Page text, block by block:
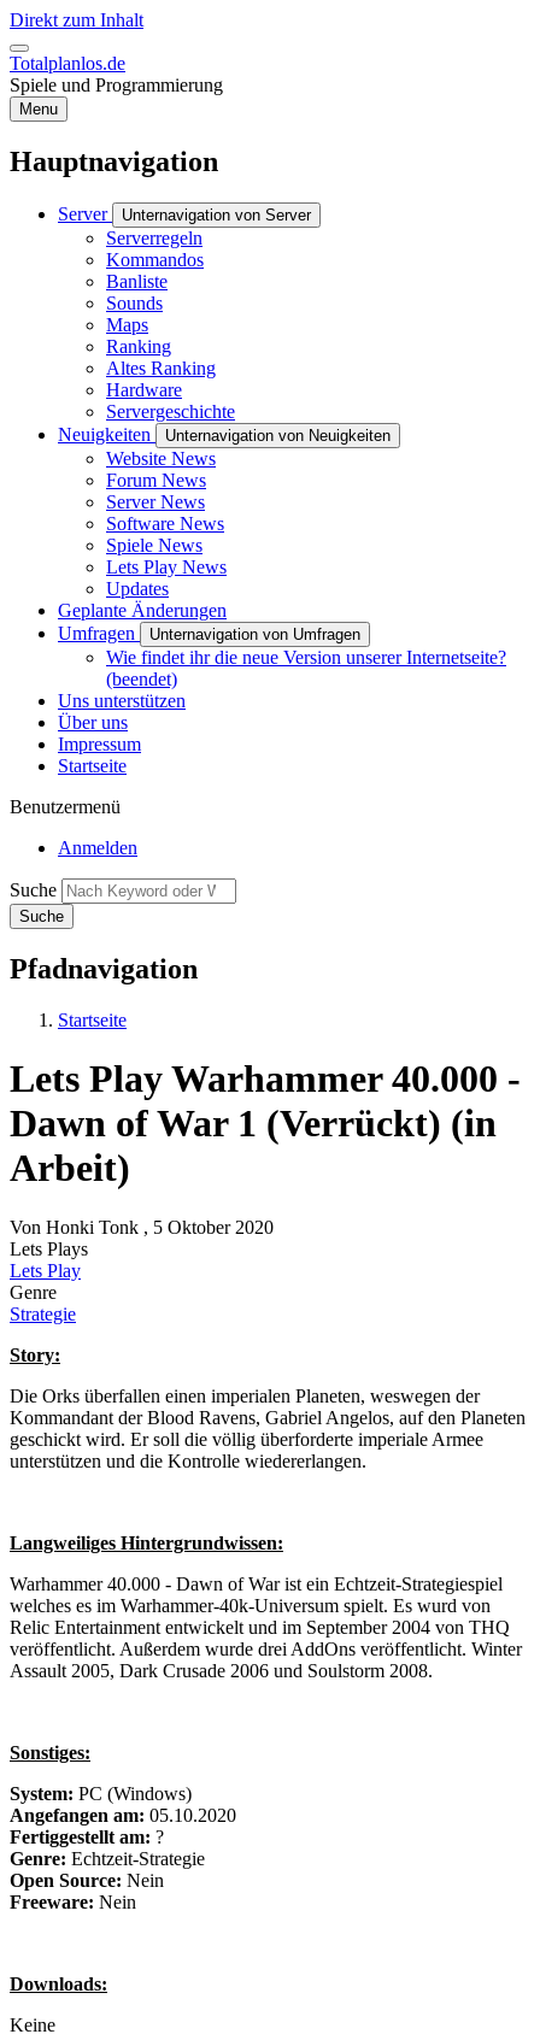
Direkt zum Inhalt
Totalplanlos.de
Spiele und Programmierung
Menu
Hauptnavigation
Server Unternavigation von Server
Serverregeln
Kommandos
Banliste
Sounds
Maps
Ranking
Altes Ranking
Hardware
Servergeschichte
Neuigkeiten
Unternavigation von Neuigkeiten
Website News
Forum News
Server News
Software News
Spiele News
Lets Play News
Updates
Geplante Änderungen
Umfragen
Unternavigation von Umfragen
Wie findet ihr die neue Version unserer Internetseite?
(beendet)
Uns unterstützen
Über uns
Impressum
Startseite
Benutzermenü
Anmelden
Suche
Pfadnavigation
Startseite
Lets Play Warhammer 40.000 -
Dawn of War 1 (Verrückt) (in
Arbeit)
Von Honki Tonk , 5 Oktober 2020
Lets Plays
Lets Play
Genre
Strategie
Story:
Die Orks überfallen einen imperialen Planeten, weswegen der
Kommandant der Blood Ravens, Gabriel Angelos, auf den Planeten
geschickt wird. Er soll die völlig überforderte imperiale Armee
unterstützen und die Kontrolle wiedererlangen.
Langweiliges Hintergrundwissen:
Warhammer 40.000 - Dawn of War ist ein Echtzeit-Strategiespiel
welches es im Warhammer-40k-Universum spielt. Es wurd von
Relic Entertainment entwickelt und im September 2004 von THQ
veröffentlicht. Außerdem wurde drei AddOns veröffentlicht. Winter
Assault 2005, Dark Crusade 2006 und Soulstorm 2008.
Sonstiges:
System: PC (Windows)
Angefangen am: 05.10.2020
Fertiggestellt am: ?
Genre: Echtzeit-Strategie
Open Source: Nein
Freeware: Nein
Downloads:
Keine